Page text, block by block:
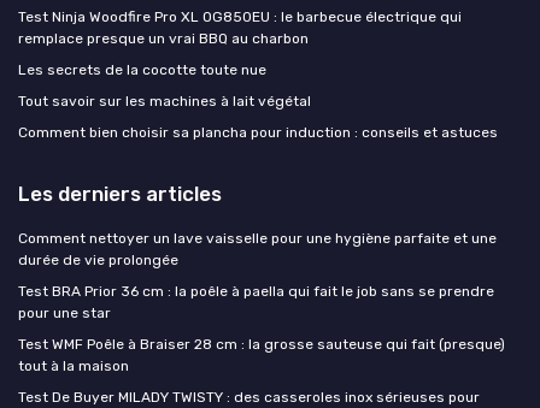
Test Ninja Woodfire Pro XL OG850EU : le barbecue électrique qui
remplace presque un vrai BBQ au charbon
Les secrets de la cocotte toute nue
Tout savoir sur les machines à lait végétal
Comment bien choisir sa plancha pour induction : conseils et astuces
Les derniers articles
Comment nettoyer un lave vaisselle pour une hygiène parfaite et une
durée de vie prolongée
Test BRA Prior 36 cm : la poêle à paella qui fait le job sans se prendre
pour une star
Test WMF Poêle à Braiser 28 cm : la grosse sauteuse qui fait (presque)
tout à la maison
Test De Buyer MILADY TWISTY : des casseroles inox sérieuses pour